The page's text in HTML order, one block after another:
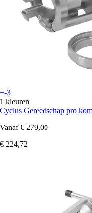
+-3
1 kleuren
Cyclus Gereedschap pro
Vanaf € 279,00
€ 224,72